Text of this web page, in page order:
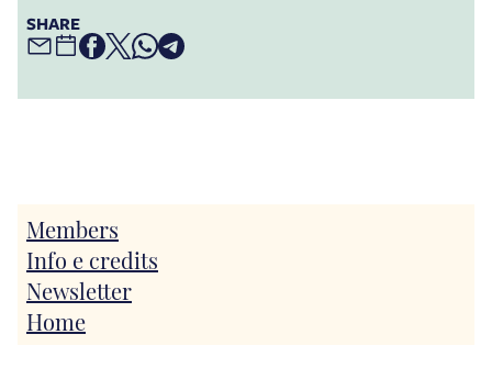
SHARE
Members
Info e credits
Newsletter
Home